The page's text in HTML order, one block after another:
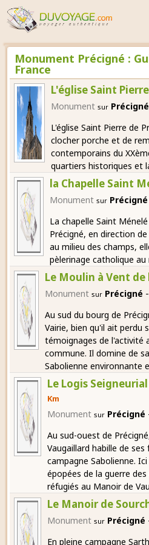
Monument Précigné :
France
L'église Saint Pierre
Monument sur Précigné
L'église Saint Pierre de
clocher porche et de
contemporains du
quartiers historiques et
la Chapelle Saint
Monument sur Précigné
La chapelle Saint
Précigné, en direction
au milieu des champs,
pèlerinage catholique
Le Moulin à Vent de
Monument sur Précigné -
Au sud du bourg de
Vairie, bien qu'il ait perdu
témoignages de l'activité
commune. Il domine de
Sabolienne environnante
Le Logis
Km
Monument sur Précigné
Au sud-ouest de
Vaugaillard habille de
campagne Sabolienne.
épopées de la guerre
réfugiés au Manoir de
Le Manoir de
Monument sur Précigné
En pleine campagne